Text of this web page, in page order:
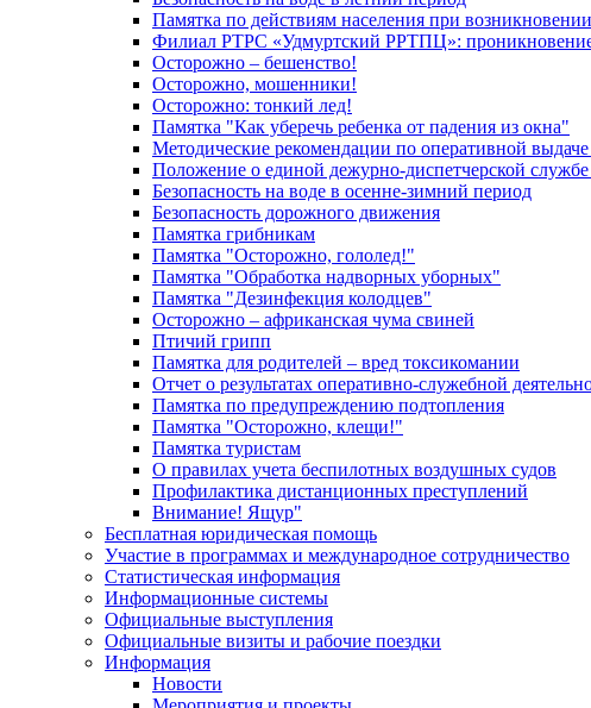
Памятка по действиям населения при
Филиал РТРС «Удмуртский РРТПЦ»: проникновение
Осторожно – бешенство!
Осторожно, мошенники!
Осторожно: тонкий лед!
Памятка "Как уберечь ребенка от падения из окна"
Методические рекомендации по оперативной
Положение о единой дежурно-диспетчерской
Безопасность на воде в осенне-зимний период
Безопасность дорожного движения
Памятка грибникам
Памятка "Осторожно, гололед!"
Памятка "Обработка надворных уборных"
Памятка "Дезинфекция колодцев"
Осторожно – африканская чума свиней
Птичий грипп
Памятка для родителей – вред токсикомании
Отчет о результатах оперативно-служебной
Памятка по предупреждению подтопления
Памятка "Осторожно, клещи!"
Памятка туристам
О правилах учета беспилотных воздушных судов
Профилактика дистанционных преступлений
Внимание! Ящур"
Бесплатная юридическая помощь
Участие в программах и международное сотрудничество
Статистическая информация
Информационные системы
Официальные выступления
Официальные визиты и рабочие поездки
Информация
Новости